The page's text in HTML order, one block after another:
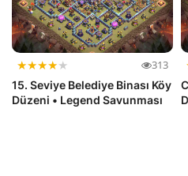
★★★★★ 313
15. Seviye Belediye Binası Köy
Düzeni • Legend Savunması